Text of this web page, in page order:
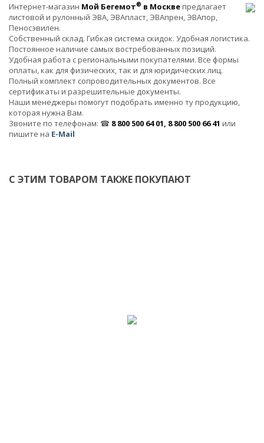
Интернет-магазин Мой Бегемот® в Москвепредлагает
листовой и рулонный ЭВА, ЭВАпласт, ЭВАпрен, ЭВАпор,
Пеносэвилен.
Собственный склад. Гибкая система скидок. Удобная логистика.
Постоянное наличие самых востребованных позиций.
Удобная работа с региональными покупателями. Все формы
оплаты, как для физических, так и для юридических лиц.
Полный комплект сопроводительных документов. Все
сертификаты и разрешительные документы.
Наши менеджеры помогут подобрать именно ту продукцию,
которая нужна Вам.
Звоните по телефонам: ☎ 8 800 500 64 01, 8 800 500 66 41 или
пишите на E-Mail
С ЭТИМ ТОВАРОМ ТАКЖЕ ПОКУПАЮТ